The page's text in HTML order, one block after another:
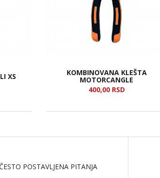
XS
KOMBINOVANA KLEŠTA
MOTORCANGLE
400,00 RSD
POSTAVLJENA PITANJA